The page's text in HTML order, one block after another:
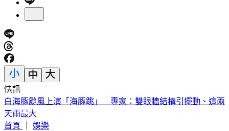
快訊
《半澤直樹》男星及川光博驚喜宣布再婚！妻子懷孕升格當爸
首頁｜ 娛樂